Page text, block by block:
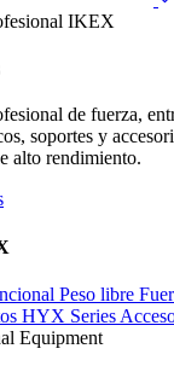
IKEX
de fuerza,
soportes y
alto rendimiento.
Peso libre
HYX Series
Equipment